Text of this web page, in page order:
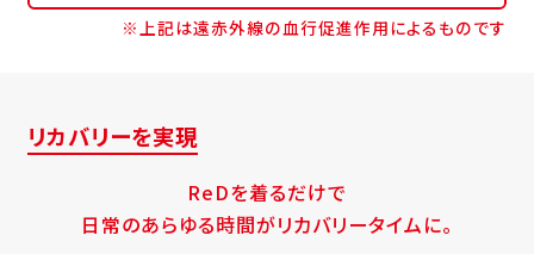
※上記は遠赤外線の血行促進作用によるものです
リカバリーを実現
ReDを着るだけで
日常のあらゆる時間がリカバリータイムに。